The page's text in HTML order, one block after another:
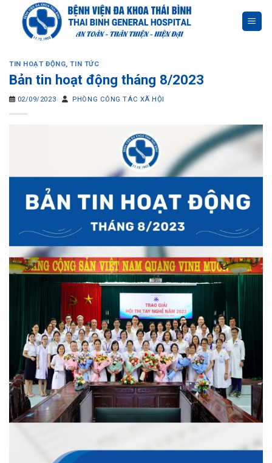
content
TIN HOẠT ĐỘNG,TIN TỨC
Bản tin hoạt động tháng 8/2023
02/09/2023 PHÒNG CÔNG TÁC XÃ HỘI